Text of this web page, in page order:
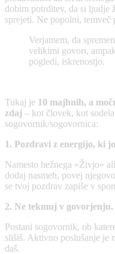
dobim potrditev, da si ljudje
sprejeti. Ne popolni, temveč
Verjamem, da
velikimi govori,
pogledi, iskrenostjo.
Tukaj je 10 majhnih, a
zdaj – kot človek, kot
sogovornik/sogovornica:
1. Pozdravi z energijo, ki
Namesto bežnega »Živjo«
dodaj nasmeh, povej
se tvoj pozdrav zapiše v
2. Ne tekmuj v
Postani sogovornik, ob
slišiš. Aktivno poslušanje je
daš.